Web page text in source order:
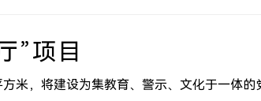
”项目
米，将建设为集教育、警示、文化于一体的